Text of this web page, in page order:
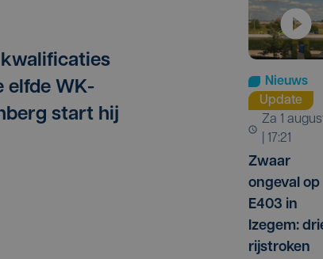
elfde WK-
start hij
Nieuws
Update
za 1 augustus
| 17:21
Zwaar
ongeval op
E403 in
Izegem:
rijstroken